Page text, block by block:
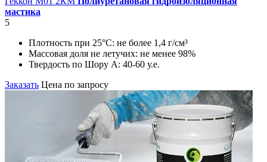
мастика
5
Плотность при 25°С: не более 1,4 г/см³
Массовая доля не летучих: не менее 98%
Твердость по Шору А: 40-60 у.е.
Заказать Цена по запросу